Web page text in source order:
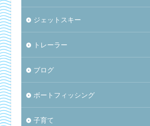
ジェットスキー
トレーラー
ブログ
ボートフィッシング
子育て